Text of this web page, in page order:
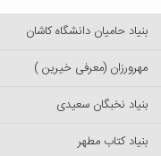
بنیاد حامیان دانشگاه کاشان
مهرورزان (معرفی خیرین )
بنیاد نخبگان سعیدی
بنیاد کتاب مطهر